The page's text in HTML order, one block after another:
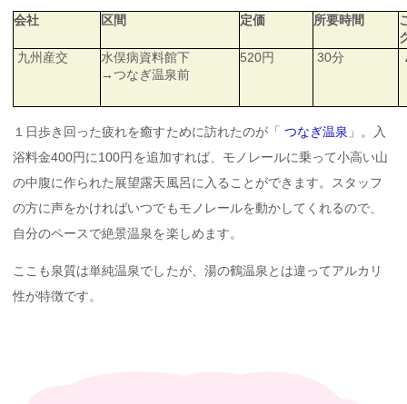
会社 区間 定価 所要時間
九州産交
水俣病資料館下
→つなぎ温泉前
520円 30分
１日歩き回った疲れを癒すために訪れたのが「 つなぎ温泉 」。入
浴料金400円に100円を追加すれば、モノレールに乗って小高い山
の中腹に作られた展望露天風呂に入ることができます。スタッフ
の方に声をかければいつでもモノレールを動かしてくれるので、
自分のペースで絶景温泉を楽しめます。
ここも泉質は単純温泉でしたが、湯の鶴温泉とは違ってアルカリ
性が特徴です。